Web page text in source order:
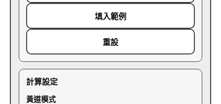
填入範例
重設
計算設定
黃道模式